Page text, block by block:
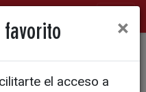
×
el acceso a